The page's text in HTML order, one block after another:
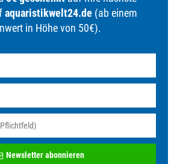
aquaristikwelt24.de (ab einem
in Höhe von 50€).
Newsletter abonnieren